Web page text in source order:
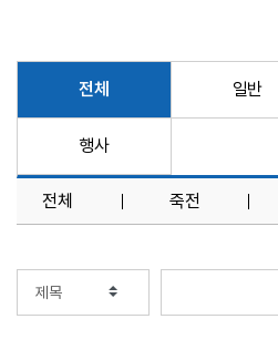
전체 일반
행사
전체 죽전